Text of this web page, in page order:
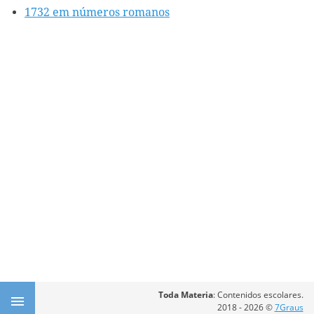
1732 em números romanos
Toda Materia: Contenidos escolares.
2018 - 2026 ©7Graus